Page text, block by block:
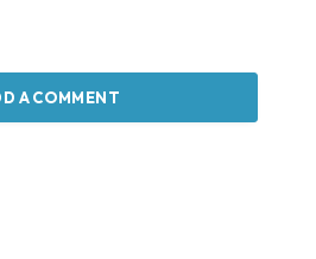
A COMMENT